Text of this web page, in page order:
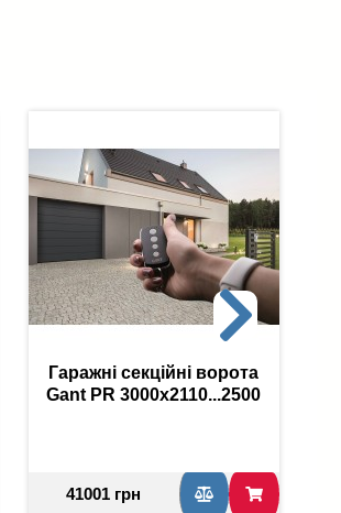
Гаражні секційні ворота
Gant PR 3000х2110...2500
41001 грн